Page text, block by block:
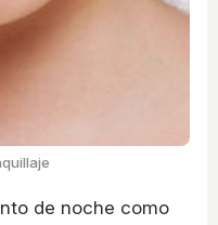
de noche como